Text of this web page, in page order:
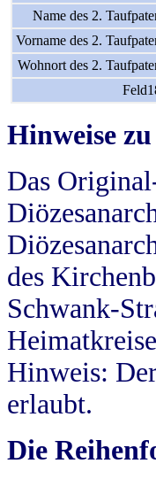
Name des 2.
Vorname des 2.
Wohnort des 2.
Hinweise
Das
des
Schwank-
Hinweis:
erlaubt.
Die